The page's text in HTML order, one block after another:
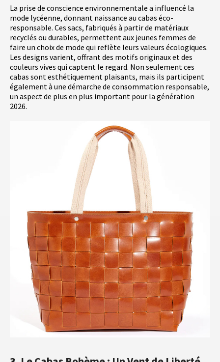
La prise de conscience environnementale a influencé la
mode lycéenne, donnant naissance au cabas éco-
responsable. Ces sacs, fabriqués à partir de matériaux
recyclés ou durables, permettent aux jeunes femmes de
faire un choix de mode qui reflète leurs valeurs écologiques.
Les designs varient, offrant des motifs originaux et des
couleurs vives qui captent le regard. Non seulement ces
cabas sont esthétiquement plaisants, mais ils participent
également à une démarche de consommation responsable,
un aspect de plus en plus important pour la génération
2026.